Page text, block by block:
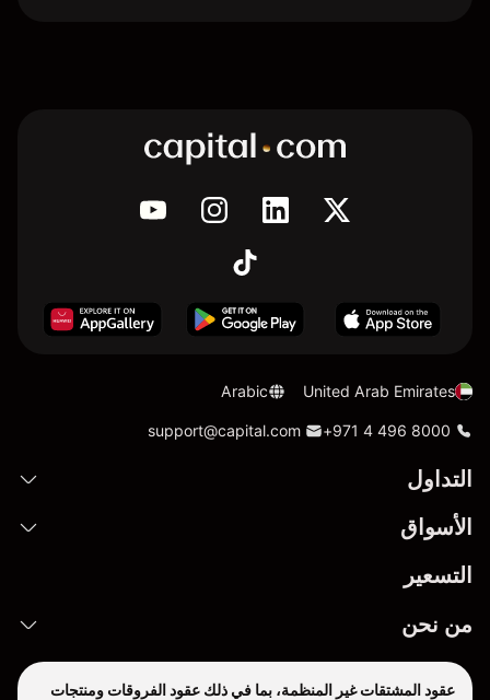
United Arab Emirates
Arabic
+971 4 496 8000
support@capital.com
التداول
الأسواق
التسعير
من نحن
عقود المشتقات غير المنظمة، بما في ذلك عقود الفروقات ومنتجات